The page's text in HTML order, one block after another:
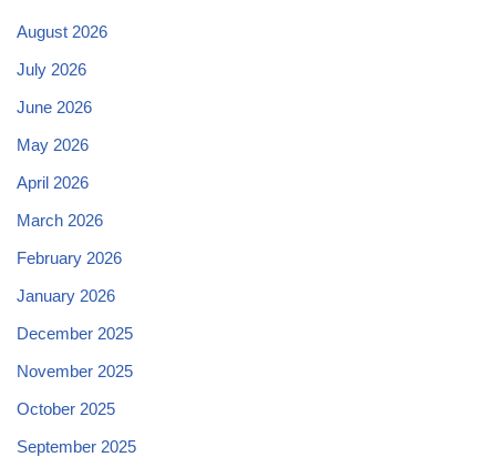
August 2026
July 2026
June 2026
May 2026
April 2026
March 2026
February 2026
January 2026
December 2025
November 2025
October 2025
September 2025